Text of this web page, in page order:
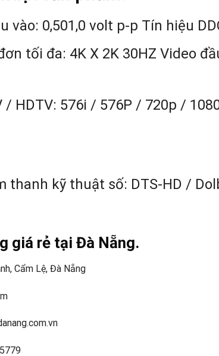
vào: 0,501,0 volt p-p Tín hiệu
tối đa: 4K X 2K 30HZ Video
HDTV: 576i / 576P / 720p /
thanh kỹ thuật số: DTS-HD /
giá rẻ tại Đà Nẵng.
Cẩm Lệ, Đà Nẵng